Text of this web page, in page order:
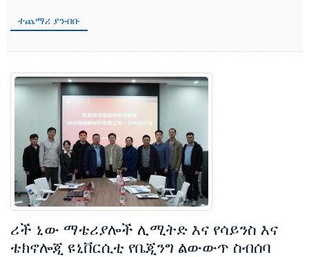
ተጨማሪ ያንብቡ
ሪች ኒው ማቴሪያሎች ሊሚትድ እና የሳይንስ እና
ቴክኖሎጂ ዩኒቨርሲቲ የቤጂንግ ልውውጥ ስብሰባ